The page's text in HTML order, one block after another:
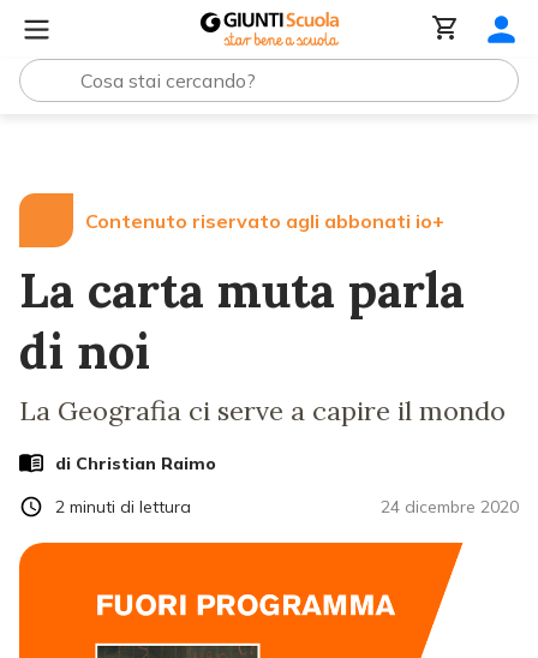
Contenuto riservato agli abbonati io+
La carta muta parla
di noi
La Geografia ci serve a capire il mondo
di Christian Raimo
24 dicembre 2020
2 minuti di lettura